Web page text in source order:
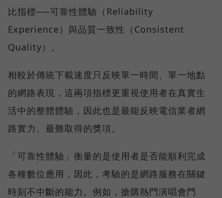
比指標──可靠性體驗（Reliability
Experience）與品質一致性（Consistent
Quality）。
相較於傳統下載速度只反映單一時間、單一地點
的網路表現，這兩項指標更重視使用者在真實生
活中的整體體驗，因此也是最能反映電信業者網
路實力、最難取得的獎項。
「可靠性體驗」衡量的是使用者是否能順利完成
各種數位應用，因此，考驗的是網路服務在關鍵
時刻不中斷的能力。例如，搶購熱門演唱會門